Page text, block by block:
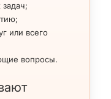
или всего
вопросы.